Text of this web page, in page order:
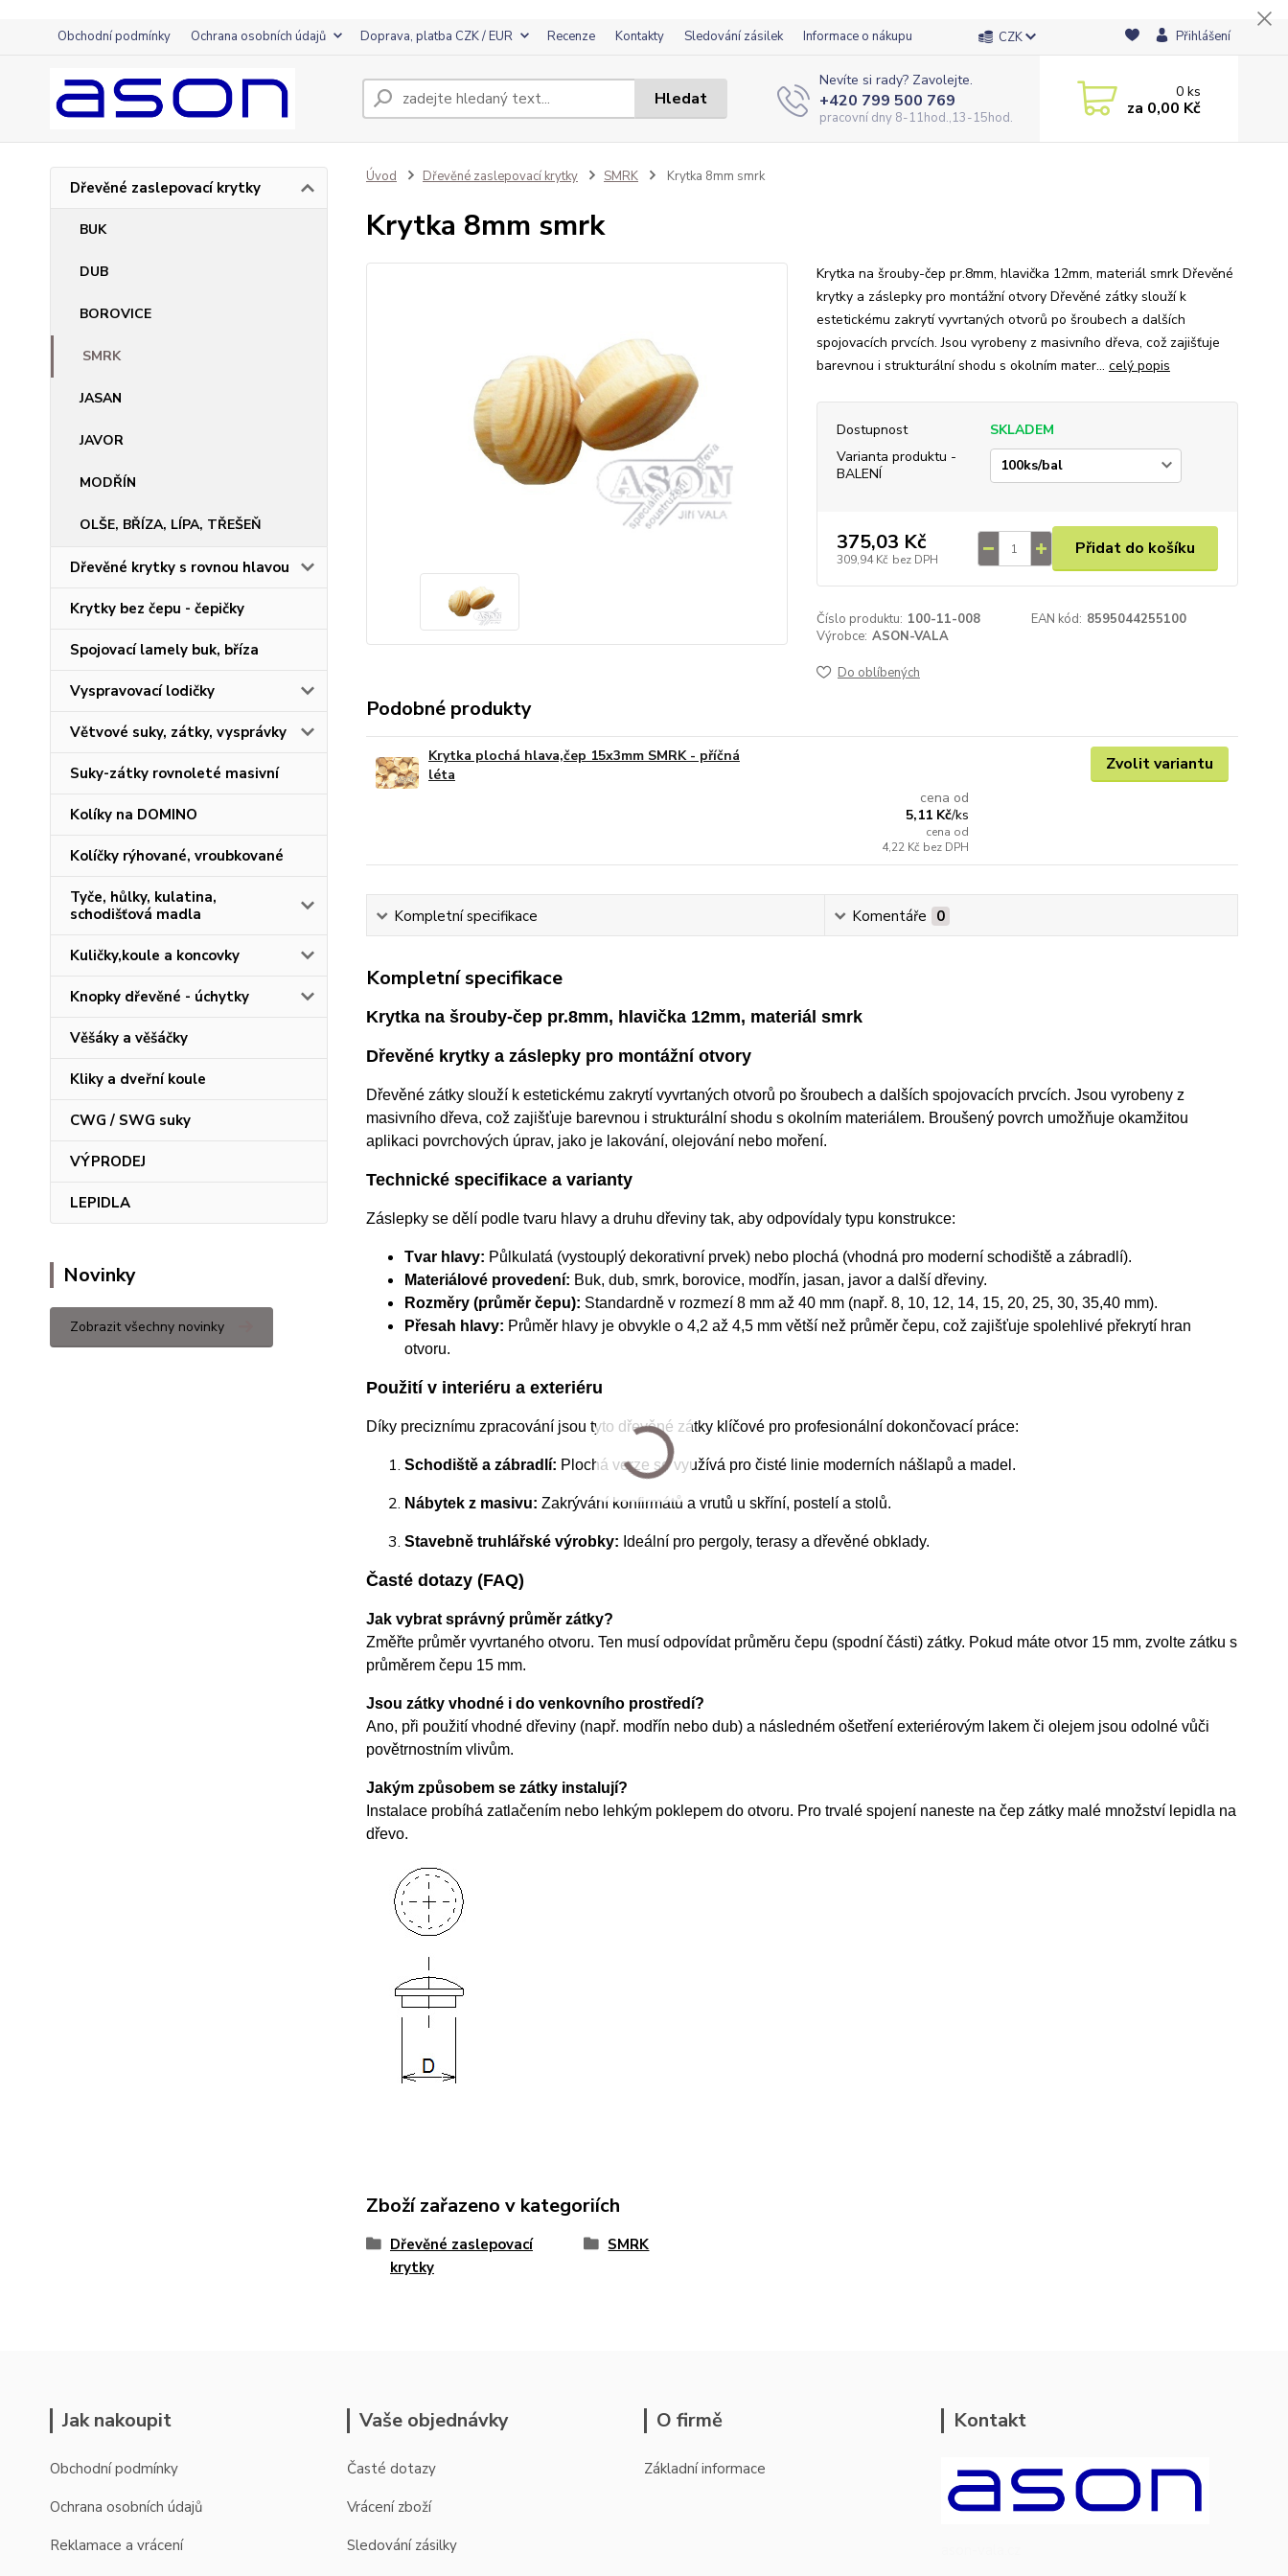
Obchodní podmínky Ochrana osobních údajů Doprava, platba CZK / EUR Recenze Kontakty Sledování zásilek Informace o nákupu CZK Přihlášení
Hledat
Nevíte si rady? Zavolejte.
+420 799 500 769
pracovní dny 8-11hod.,13-15hod.
0ks
za 0,00 Kč
Dřevěné zaslepovací krytky
BUK
DUB
BOROVICE
SMRK
JASAN
JAVOR
MODŘÍN
OLŠE, BŘÍZA, LÍPA, TŘEŠEŇ
Dřevěné krytky s rovnou hlavou
Krytky bez čepu - čepičky
Spojovací lamely buk, bříza
Vyspravovací lodičky
Větvové suky, zátky, vysprávky
Suky-zátky rovnoleté masivní
Kolíky na DOMINO
Kolíčky rýhované, vroubkované
Tyče, hůlky, kulatina,
schodišťová madla
Kuličky,koule a koncovky
Knopky dřevěné - úchytky
Věšáky a věšáčky
Kliky a dveřní koule
CWG / SWG suky
VÝPRODEJ
LEPIDLA
Novinky
Zobrazit všechny novinky
Úvod Dřevěné zaslepovací krytky SMRK Krytka 8mm smrk
Krytka 8mm smrk
Krytka na šrouby-čep pr.8mm, hlavička 12mm, materiál smrk Dřevěné
krytky a záslepky pro montážní otvory Dřevěné zátky slouží k
estetickému zakrytí vyvrtaných otvorů po šroubech a dalších
spojovacích prvcích. Jsou vyrobeny z masivního dřeva, což zajišťuje
barevnou i strukturální shodu s okolním mater... celý popis
Dostupnost
SKLADEM
Varianta produktu -
BALENÍ
375,03 Kč
309,94 Kč bez DPH
Přidat do košíku
Číslo produktu: 100-11-008 EAN kód: 8595044255100
Výrobce: ASON-VALA
Do oblíbených
Podobné produkty
Krytka plochá hlava,čep 15x3mm SMRK - příčná
léta
cena od
5,11 Kč/ks
cena od
4,22 Kč bez DPH
Zvolit variantu
Kompletní specifikace Komentáře 0
Kompletní specifikace
Krytka na šrouby-čep pr.8mm, hlavička 12mm, materiál smrk
Dřevěné krytky a záslepky pro montážní otvory
Dřevěné zátky slouží k estetickému zakrytí vyvrtaných otvorů po šroubech a dalších spojovacích prvcích. Jsou vyrobeny z
masivního dřeva, což zajišťuje barevnou i strukturální shodu s okolním materiálem. Broušený povrch umožňuje okamžitou
aplikaci povrchových úprav, jako je lakování, olejování nebo moření.
Technické specifikace a varianty
Záslepky se dělí podle tvaru hlavy a druhu dřeviny tak, aby odpovídaly typu konstrukce:
Tvar hlavy: Půlkulatá (vystouplý dekorativní prvek) nebo plochá (vhodná pro moderní schodiště a zábradlí).
Materiálové provedení: Buk, dub, smrk, borovice, modřín, jasan, javor a další dřeviny.
Rozměry (průměr čepu): Standardně v rozmezí 8 mm až 40 mm (např. 8, 10, 12, 14, 15, 20, 25, 30, 35,40 mm).
Přesah hlavy: Průměr hlavy je obvykle o 4,2 až 4,5 mm větší než průměr čepu, což zajišťuje spolehlivé překrytí hran
otvoru.
Použití v interiéru a exteriéru
Díky preciznímu zpracování jsou tyto dřevěné zátky klíčové pro profesionální dokončovací práce:
Schodiště a zábradlí: Plochá verze se využívá pro čisté linie moderních nášlapů a madel.
Nábytek z masivu: Zakrývání konfirmátů a vrutů u skříní, postelí a stolů.
Stavebně truhlářské výrobky: Ideální pro pergoly, terasy a dřevěné obklady.
Časté dotazy (FAQ)
Jak vybrat správný průměr zátky?
Změřte průměr vyvrtaného otvoru. Ten musí odpovídat průměru čepu (spodní části) zátky. Pokud máte otvor 15 mm, zvolte zátku s
průměrem čepu 15 mm.
Jsou zátky vhodné i do venkovního prostředí?
Ano, při použití vhodné dřeviny (např. modřín nebo dub) a následném ošetření exteriérovým lakem či olejem jsou odolné vůči
povětrnostním vlivům.
Jakým způsobem se zátky instalují?
Instalace probíhá zatlačením nebo lehkým poklepem do otvoru. Pro trvalé spojení naneste na čep zátky malé množství lepidla na
dřevo.
Zboží zařazeno v kategoriích
Dřevěné zaslepovací
krytky
SMRK
Jak nakoupit
Obchodní podmínky
Ochrana osobních údajů
Reklamace a vrácení
Vaše objednávky
Časté dotazy
Vrácení zboží
Sledování zásilky
O firmě
Základní informace
Kontakt